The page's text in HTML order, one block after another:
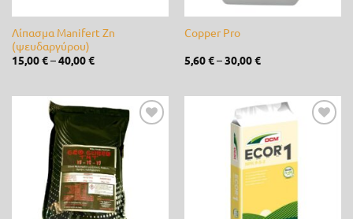
Castor(0)
Cellfast
Claber
CLIMAX(0)
DCM(2)
de Sangosse(0)
Λίπασμα Manifert Zn
(ψευδαργύρου)
15,00€–40,00€
Copper Pro
5,60€–30,00€
Προσθήκη
στη λίστα
επιθυμίας
επιθυμίας